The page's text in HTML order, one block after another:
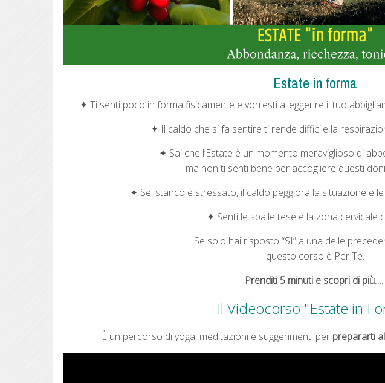
Estate in forma
✦ Ti senti poco in forma fisicamente e vorresti alleggerire il tuo
✦ Il caldo che si fa sentire ti rende difficile la
✦ Sai che l’Estate è un momento meraviglioso di
ma non ti senti bene per accogliere questi
✦ Sei stanco e stressato, il caldo peggiora la situazione e
✦ Senti le spalle tese e la zona cervicale
Se solo hai risposto “SI” a una delle
questo corso è Per Te.
Prenditi 5 minuti e scopri di più….
Il Videocorso "Estate in
È un percorso diyoga, meditazioni e suggerimenti per prepararti